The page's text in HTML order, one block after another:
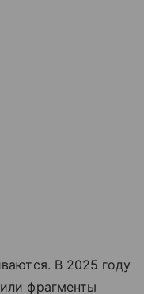
В 2025 году
фрагменты